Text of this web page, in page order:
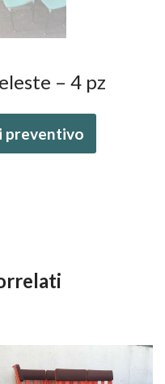
– 4 pz
preventivo